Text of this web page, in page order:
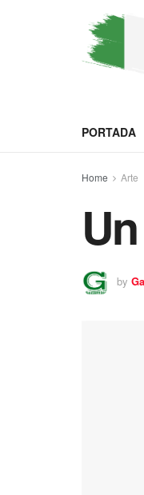
PORTADA
Home Arte
by